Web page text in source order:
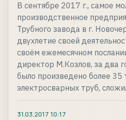
В сентябре 2017 г., самое
производственное
Трубного завода в г.
двухлетие своей
своём ежемесячном
директор М.Козлов, за два
было произведено более 35
электросварных труб,
31.03.2017 10:17